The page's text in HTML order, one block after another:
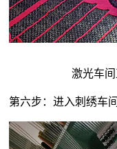
激光车
第六步：进入刺绣车